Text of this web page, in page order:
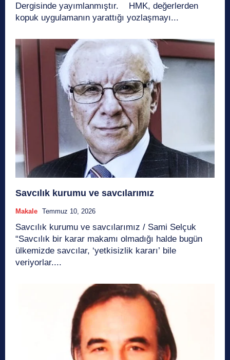
Dergisinde yayımlanmıştır. HMK, değerlerden
kopuk uygulamanın yarattığı yozlaşmayı...
Savcılık kurumu ve savcılarımız
Makale Temmuz 10, 2026
Savcılık kurumu ve savcılarımız / Sami Selçuk
“Savcılık bir karar makamı olmadığı halde bugün
ülkemizde savcılar, ‘yetkisizlik kararı’ bile
veriyorlar....